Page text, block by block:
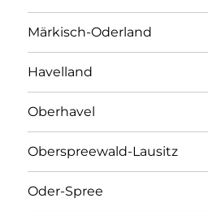
Märkisch-Oderland
Havelland
Oberhavel
Oberspreewald-Lausitz
Oder-Spree